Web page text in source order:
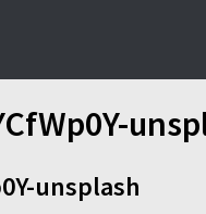
unsplash